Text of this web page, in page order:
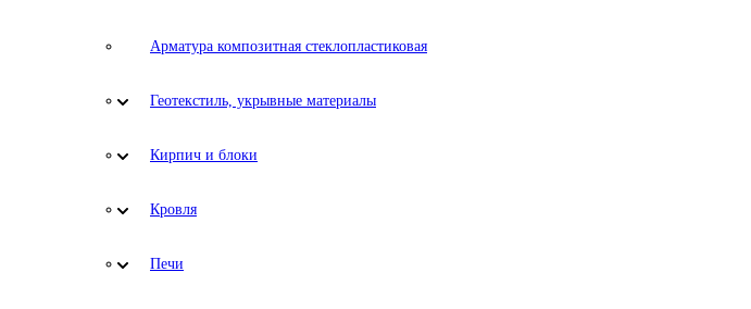
Арматура композитная стеклопластиковая
Геотекстиль, укрывные материалы
Кирпич и блоки
Кровля
Печи